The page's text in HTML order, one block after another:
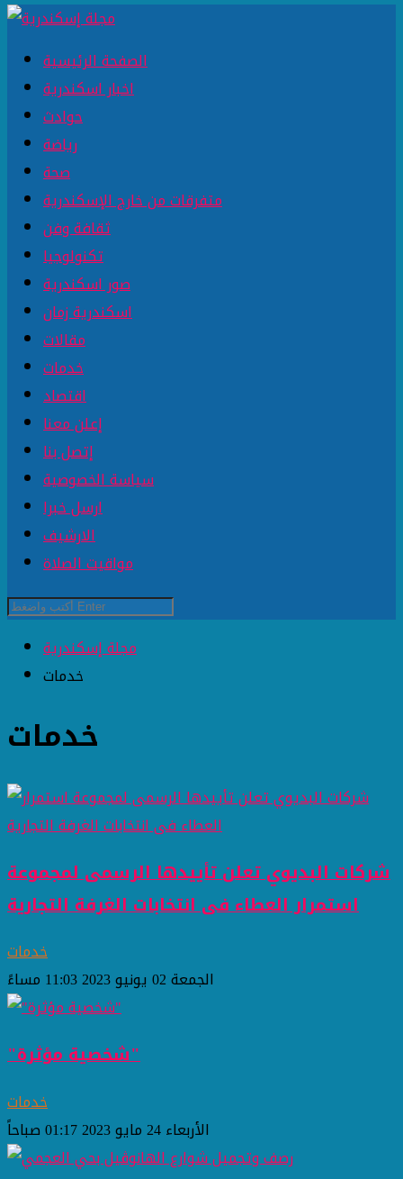
الصفحة الرئيسية
اخبار اسكندرية
حوادث
رياضة
صحة
متفرقات من خارج الإسكندرية
ثقافة وفن
تكنولوجيا
صور اسكندرية
اسكندرية زمان
مقالات
خدمات
اقتصاد
إعلن معنا
إتصل بنا
سياسة الخصوصية
ارسل خبرا
الارشيف
مواقيت الصلاة
مجلة إسكندرية
خدمات
خدمات
شركات البديوي تعلن تأييدها الرسمى لمجموعة
استمرار العطاء فى انتخابات الغرفة التجارية
خدمات
الجمعة 02 يونيو 2023 11:03 مساءً
"شخصية مؤثرة"
خدمات
الأربعاء 24 مايو 2023 01:17 صباحاً